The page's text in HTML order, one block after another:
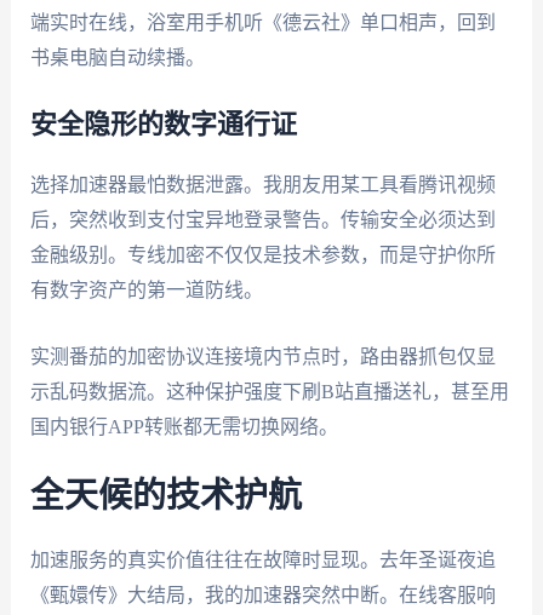
端实时在线，浴室用手机听《德云社》单口相声，回到
书桌电脑自动续播。
安全隐形的数字通行证
选择加速器最怕数据泄露。我朋友用某工具看腾讯视频
后，突然收到支付宝异地登录警告。传输安全必须达到
金融级别。专线加密不仅仅是技术参数，而是守护你所
有数字资产的第一道防线。
实测番茄的加密协议连接境内节点时，路由器抓包仅显
示乱码数据流。这种保护强度下刷B站直播送礼，甚至用
国内银行APP转账都无需切换网络。
全天候的技术护航
加速服务的真实价值往往在故障时显现。去年圣诞夜追
《甄嬛传》大结局，我的加速器突然中断。在线客服响